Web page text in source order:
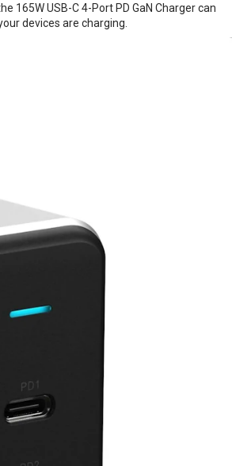
165W USB-C 4-Port PD GaN Charger can
devices are charging.